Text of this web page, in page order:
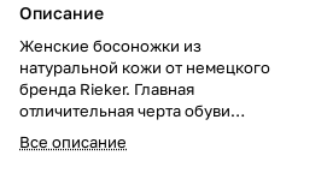
Описание
Женские босоножки из
натуральной кожи от немецкого
бренда Rieker. Главная
отличительная черта обуви
этого бренда -
непревзойденное удобство и
Все описание